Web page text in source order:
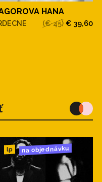
HANA
(€ 45) € 39,60
lp na objednávku